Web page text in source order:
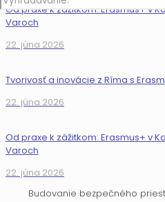
Od praxe k zážitkom: Erasmus+ v
Varoch
22. júna 2026
Tvorivosť a inovácie z Ríma s
22. júna 2026
Od praxe k zážitkom: Erasmus+ v
Varoch
22. júna 2026
Budovanie bezpečného